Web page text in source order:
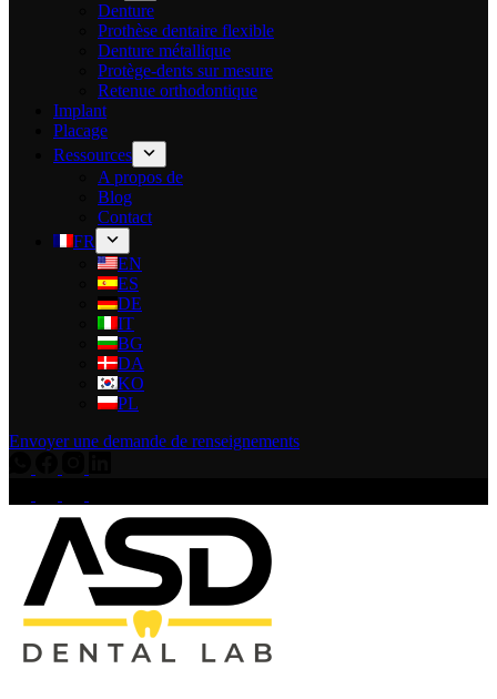
Denture
Prothèse dentaire flexible
Denture métallique
Protège-dents sur mesure
Retenue orthodontique
Implant
Placage
Ressources
A propos de
Blog
Contact
FR
EN
ES
DE
IT
BG
DA
KO
PL
Envoyer une demande de renseignements